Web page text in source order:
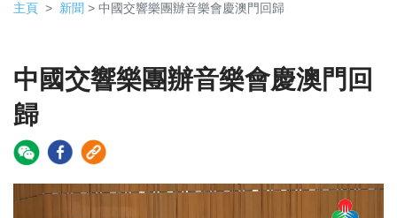
主頁 新聞 > 中國交響樂團辦音樂會慶澳門回歸
中國交響樂團辦音樂會慶澳門回
歸
Video